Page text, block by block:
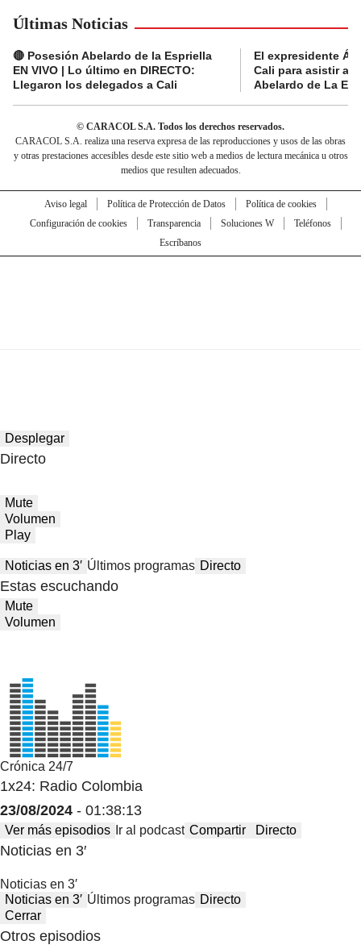
Últimas Noticias
🔴 Posesión Abelardo de la Espriella
EN VIVO | Lo último en DIRECTO:
Llegaron los delegados a Cali
El expresidente
Cali para asistir a
Abelardo de La
© CARACOL S.A. Todos los derechos reservados.
CARACOL S.A. realiza una reserva expresa de las reproducciones y usos de las obras
y otras prestaciones accesibles desde este sitio web a medios de lectura mecánica u otros
medios que resulten adecuados.
Aviso legal Política de Protección de Datos
Política de cookies
Configuración de cookies
Transparencia Soluciones W
Teléfonos
Escríbanos
Desplegar
Directo
Mute
Volumen
Play
Noticias en 3′ Últimos programas Directo
Estas escuchando
Mute
Volumen
Crónica 24/7
1x24: Radio Colombia
23/08/2024 - 01:38:13
Ver más episodios Ir al podcast Compartir Directo
Noticias en 3′
Noticias en 3′
Noticias en 3′ Últimos programas Directo
Cerrar
Otros episodios